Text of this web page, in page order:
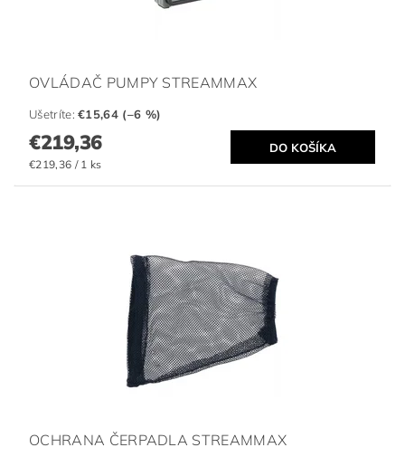
OVLÁDAČ PUMPY STREAMMAX
Ušetríte:€15,64 (–6 %)
€219,36
€219,36 / 1 ks
OCHRANA ČERPADLA STREAMMAX